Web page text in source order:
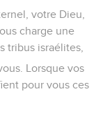
votre Dieu,
charge une
tribus israélites,
Lorsque vos
pour vous ces